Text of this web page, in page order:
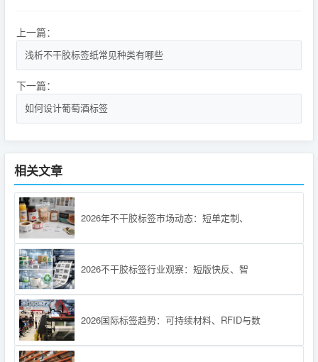
上一篇：
浅析不干胶标签纸常见种类有哪些
下一篇：
如何设计葡萄酒标签
相关文章
2026年不干胶标签市场动态：短单定制、
2026不干胶标签行业观察：短版快反、智
2026国际标签趋势：可持续材料、RFID与数